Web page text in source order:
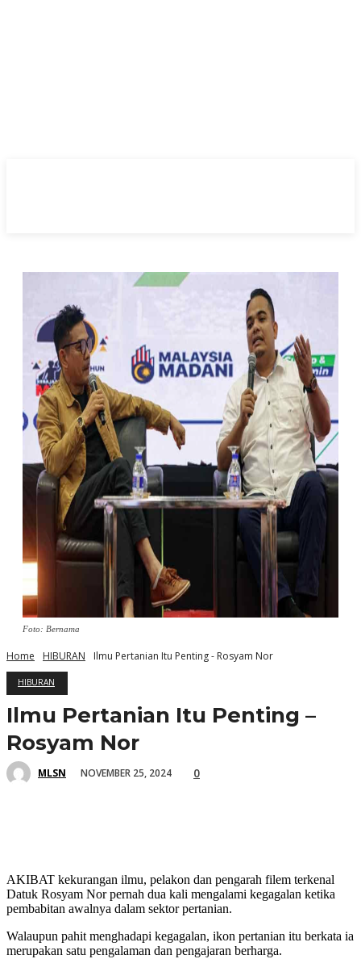
Foto: Bernama
Home HIBURAN Ilmu Pertanian Itu Penting - Rosyam Nor
HIBURAN
Ilmu Pertanian Itu Penting –
Rosyam Nor
MLSN NOVEMBER 25, 2024 0
AKIBAT kekurangan ilmu, pelakon dan pengarah filem terkenal
Datuk Rosyam Nor pernah dua kali mengalami kegagalan ketika
pembabitan awalnya dalam sektor pertanian.
Walaupun pahit menghadapi kegagalan, ikon pertanian itu berkata ia
merupakan satu pengalaman dan pengajaran berharga.